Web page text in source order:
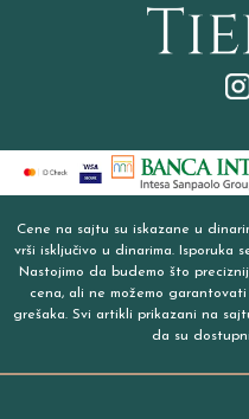
Cene na sajtu su iskazane u
vrši isključivo u dinarima. Isporuka
Nastojimo da budemo što
cena, ali ne možemo
grešaka. Svi artikli prikazani na
da su